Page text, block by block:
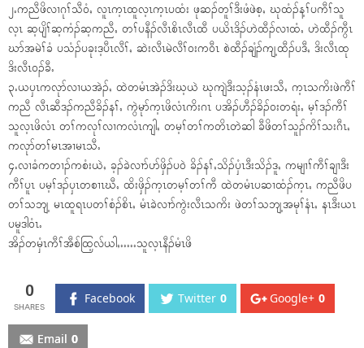
၂ႉကညီဖိလၢဂုၢ်သီ၀ံႇ လူၤက့ၤထူလ့ၤက့ၤပထံး ဖုဆၣ်တူၢ်ဒီးဖံဖဲစ့ႇ ဃုထံၣ်န့ၢ်ပကီၢ်သူ
လ့ၤ ဆ့ပျိၢ်ဆ့ကံၣ်ဆ့ကညီႇ တၢ်ပနီၣ်လီၤစိၤလီၤထီ ပယိၤဒိၣ်ဟဲထီၣ်လၢထံႇ ဟဲထီၣ်ကွီၤ
ဃာ်အမဲၢ်ခံ ပသံၣ်ပခုးဒ့ပီၤလီၢ်ႇ ဆဲးလီၤမဲလီၢ်၀းက၀ီၤ စဲထီၣ်ချံၣ်ကျ့ထီၣ်ပဒီႇ ဒိးလီၤထု
ဒိးလီၤ၀ၣ်ခီႉ
၃ႉယၦၤကလုာ်လၢယအဲၣ်ႇ ထဲတမံၤအဲၣ်ဒိးဃ့ယဲ ဃုကျဲဒီးသ့ၣ်နံၤဖးသီႇ က့ၤသကိးဖဲကီၢ်
ကညီ လီၤဆီဒၣ်ကညီခိၣ်နၢ်ႇ ကွဲမုာ်က့ၤဖိလံၤကိးဂၤ ပအိၣ်ဟီၣ်ခိၣ်၀းတရံးႇ မ့ၢ်ဒၣ်ကီၢ်
သူလ့ၤဖိလံၤ တၢ်ကလုၢ်လၢကလံၤကျါႇ တမ့ၢ်တၢ်ကတိၤတဲဆါ ခီဖိတၢ်သူၣ်ကိၢ်သးဂီၤႇ
ကလုာ်တၢ်မၤအၢမၤသီႉ
၄ႉလၢခံကတၢၣ်ကစံးယဲႇ ခ့ၣ်ခဲလၢာ်ပာ်ဖှိၣ်ပ၀ဲ ခိၣ်နၢ်ႇသိၣ်ၦံၤဒီးသိၣ်ဒူႇ ကမျၢၢ်ကီၢ်ချၢဒီး
ကီၢ်ပူၤ ပမ့ၢ်ဒၣ်ၦၤတစၢၤဃီႇ ထိးဖှိၣ်က့ၤတမ့ၢ်တၢ်ကီ ထဲတမံၤပဆၢထံၣ်က့ၤႇ ကညီဖိပ
တၢ်သဘျ့ မၤထူရၤပတၢ်စံၣ်စိၤႇ မံၤခဲလၢာ်ကွဲးလီၤသကိး ဖဲတၢ်သဘျ့အမုၢ်နံၤႇ နၤဒီးယၤ
ပမူဒါ၀ံၤႉ
အိၣ်တမှံၤကီၢ်အီစ်ထြ့လ်ယါႇႉႉႉႉႉသူလ့ၤနီၣ်မံၤဖိ
0 Facebook Twitter 0 Google+ 0
Email 0